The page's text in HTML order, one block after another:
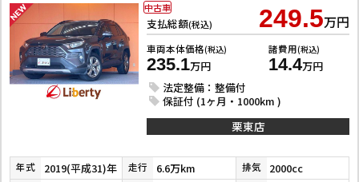
支払総額(税込) 249.5万円
車両本体価格(税込)
235.1万円
諸費用(税込)
14.4万円
法定整備：整備付
保証付 (1ヶ月・1000km )
中古車
栗東店
年式 2019(平成31)年 走行 6.6万km 排気 2000cc